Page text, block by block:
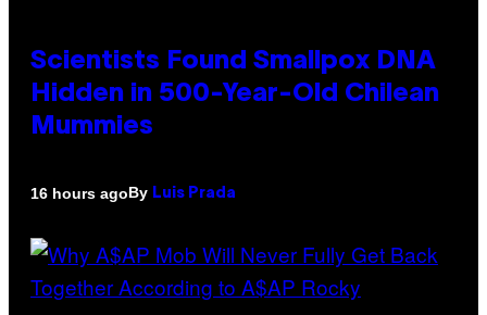
Scientists Found Smallpox DNA
Hidden in 500-Year-Old Chilean
Mummies
16 hours agoBy Luis Prada